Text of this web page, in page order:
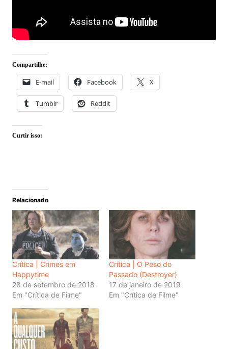
Compartilhe:
E-mail Facebook X
Tumblr Reddit
Curtir isso:
Relacionado
Crítica | Crimes em
Happytime
28 de setembro de 2018
Em "Crítica de Filme"
Crítica | O Peso do
Passado (Destroyer)
17 de janeiro de 2019
Em "Crítica de Filme"